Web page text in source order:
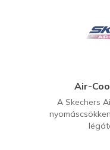
Air-
A Skechers